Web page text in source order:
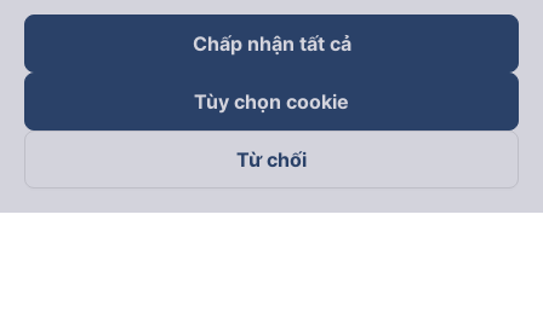
Theo dõi chúng tôi trên
Chấp nhận tất cả
Tùy chọn cookie
Từ chối